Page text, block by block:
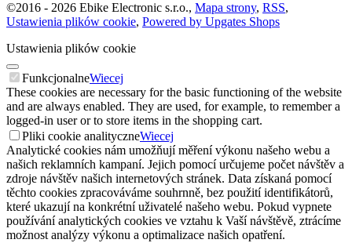
©2016 - 2026 Ebike Electronic s.r.o., Mapa strony, RSS,
Ustawienia plików cookie, Powered by Upgates Shops
Ustawienia plików cookie
FunkcjonalneWiecej
These cookies are necessary for the basic functioning of the website
and are always enabled. They are used, for example, to remember a
logged-in user or to store items in the shopping cart.
Pliki cookie analityczneWiecej
Analytické cookies nám umožňují měření výkonu našeho webu a
našich reklamních kampaní. Jejich pomocí určujeme počet návštěv a
zdroje návštěv našich internetových stránek. Data získaná pomocí
těchto cookies zpracováváme souhrnně, bez použití identifikátorů,
které ukazují na konkrétní uživatelé našeho webu. Pokud vypnete
používání analytických cookies ve vztahu k Vaší návštěvě, ztrácíme
možnost analýzy výkonu a optimalizace našich opatření.